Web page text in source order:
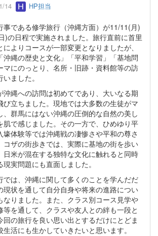
14 HP担当
事である修学旅行（沖縄方面）が11/11(月)
)の日程で実施されました。旅行直前に首里
よりコースが一部変更となりましたが、
沖縄の歴史と文化」「平和学習」「基地問
マにのっとり、名所・旧跡・資料館等の訪
ました。
沖縄への訪問は初めてであり、大いなる期
び立ちました。現地では大多数の生徒がマ
、群馬にはない沖縄の圧倒的な自然の美し
肌で感じました。その一方で、ひめゆり平
壕体験等では沖縄戦の凄惨さや平和の尊さ
コザの街歩きでは、実際に基地の街を歩い
日米が混在する独特な文化に触れると同時
実問題にも直面しました。
では、沖縄に関して多くのことを学んだだ
現状を通して自分自身や将来の進路につい
なりました。また、クラス別コース見学や
等を通して、クラスや友人との絆も一段と
回の旅行を良い思い出とするだけにとどま
活にも生かしていきたいと思います。